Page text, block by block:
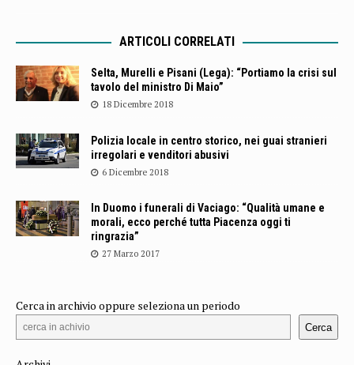
ARTICOLI CORRELATI
Selta, Murelli e Pisani (Lega): “Portiamo la crisi sul
tavolo del ministro Di Maio”
18 Dicembre 2018
Polizia locale in centro storico, nei guai stranieri
irregolari e venditori abusivi
6 Dicembre 2018
In Duomo i funerali di Vaciago: “Qualità umane e
morali, ecco perché tutta Piacenza oggi ti
ringrazia”
27 Marzo 2017
Cerca in archivio oppure seleziona un periodo
Cerca